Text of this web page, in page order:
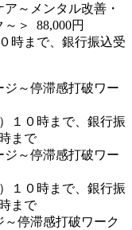
～メンタル改善・
＞ 88,000円
時まで、銀行振込受
ジ～停滞感打破ワー
１０時まで、銀行振
まで
ジ～停滞感打破ワー
１０時まで、銀行振
まで
～停滞感打破ワーク